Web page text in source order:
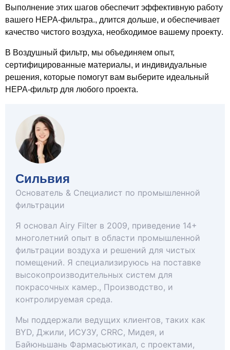
Выполнение этих шагов обеспечит эффективную работу
вашего HEPA-фильтра., длится дольше, и обеспечивает
качество чистого воздуха, необходимое вашему проекту.
В Воздушный фильтр, мы объединяем опыт,
сертифицированные материалы, и индивидуальные
решения, которые помогут вам выберите идеальный
HEPA-фильтр для любого проекта.
Сильвия
Основатель & Специалист по промышленной
фильтрации
Я основал Airy Filter в 2009, приведение 14+
многолетний опыт в области промышленной
фильтрации воздуха и решений для чистых
помещений. Я специализируюсь на поставке
высокопроизводительных систем для
покрасочных камер., Производство, и
контролируемая среда.
Мы поддержали ведущих клиентов, таких как
BYD, Джили, ИСУЗУ, CRRC, Мидея, и
Байюньшань Фармасьютикал, с проектами,